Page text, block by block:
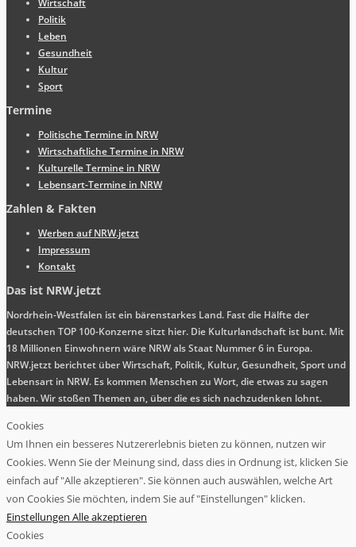
Wirtschaft
Politik
Leben
Gesundheit
Kultur
Sport
Termine
Politische Termine in NRW
Wirtschaftliche Termine in NRW
Kulturelle Termine in NRW
Lebensart-Termine in NRW
Zahlen & Fakten
Werben auf NRW.jetzt
Impressum
Kontakt
Das ist NRW.jetzt
Nordrhein-Westfalen ist ein bärenstarkes Land. Fast die Hälfte der
deutschen TOP 100-Konzerne sitzt hier. Die Kulturlandschaft ist bunt. Mit
18 Millionen Einwohnern wäre NRW als Staat Nummer 6 in Europa.
NRW.jetzt berichtet über Wirtschaft, Politik, Kultur, Gesundheit, Sport und
Lebensart in NRW. Es kommen Menschen zu Wort, die etwas zu sagen
haben. Wir stoßen Themen an, über die es sich nachzudenken lohnt.
Cookies
Um Ihnen ein besseres Nutzererlebnis bieten zu können, nutzen wir
Cookies. Wenn Sie der Meinung sind, dass dies in Ordnung ist, klicken Sie
einfach auf "Alle akzeptieren". Sie können auch auswählen, welche Art
von Cookies Sie möchten, indem Sie auf "Einstellungen" klicken.
Einstellungen Alle akzeptieren
Cookies